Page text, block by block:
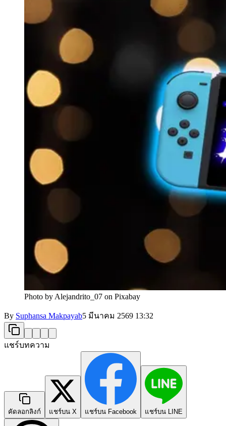
Photo by Alejandrito_07 on Pixabay
By Suphansa Makpayab5 มีนาคม 2569 13:32
แชร์บทความ
คัดลอกลิงก์ แชร์บน X แชร์บน Facebook แชร์บน LINE